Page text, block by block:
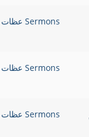
Sermons عظات
Sermons عظات
Sermons عظات